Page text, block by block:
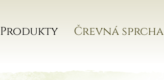
Produkty Črevná sprcha